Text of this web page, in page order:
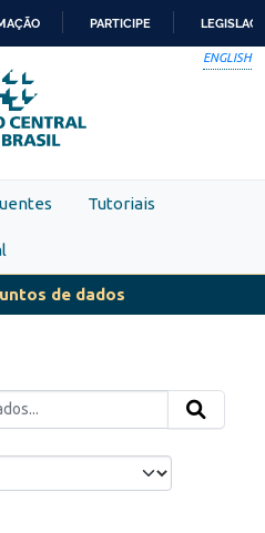
PARA
O
CONTEÚDO
PARTICIPE
ENGLISH
Tutoriais
de dados